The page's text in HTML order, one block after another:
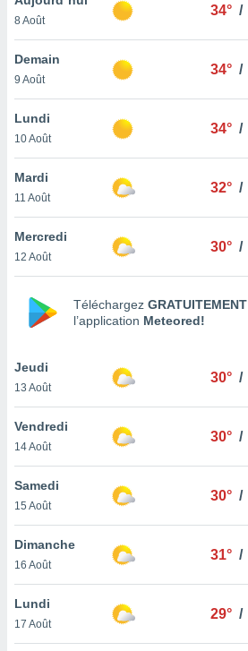
et
»,
au
vous
qu'ils
ou
le
ainsi
un
la
du
votre
à
en
le
8 Août
34° /
Demain
9 Août
34° /
Lundi
10 Août
34° /
Mardi
11 Août
32° /
Mercredi
12 Août
30° /
Téléchargez GRATUITEMENT
l’application Meteored!
Jeudi
13 Août
30° /
Vendredi
14 Août
30° /
Samedi
15 Août
30° /
Dimanche
16 Août
31° /
Lundi
17 Août
29° /